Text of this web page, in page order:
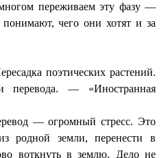
переживаем эту фазу —
чего они хотят и за
поэтических растений.
перевода. — «Иностранная
— огромный стресс. Это
родной земли, перенести в
воткнуть в землю. Дело не